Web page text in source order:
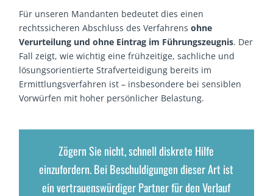
Für unseren Mandanten bedeutet dies einen
rechtssicheren Abschluss des Verfahrensohne
Verurteilung und ohne Eintrag im Führungszeugnis. Der
Fall zeigt, wie wichtig eine frühzeitige, sachliche und
lösungsorientierte Strafverteidigung bereits im
Ermittlungsverfahren ist – insbesondere bei sensiblen
Vorwürfen mit hoher persönlicher Belastung.
Zögern Sie nicht, schnell diskrete Hilfe
einzufordern. Bei Beschuldigungen dieser Art ist
ein vertrauenswürdiger Partner für den Verlauf